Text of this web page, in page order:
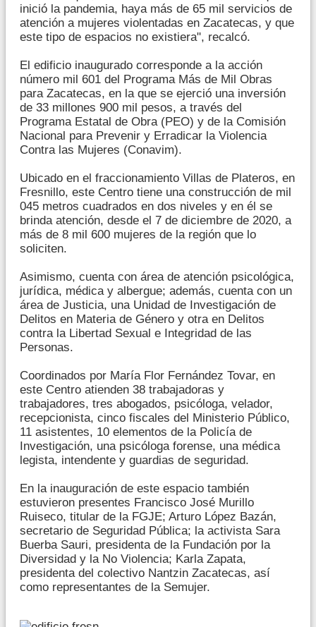
inició la pandemia, haya más de 65 mil servicios de
atención a mujeres violentadas en Zacatecas, y que
este tipo de espacios no existiera", recalcó.
El edificio inaugurado corresponde a la acción
número mil 601 del Programa Más de Mil Obras
para Zacatecas, en la que se ejerció una inversión
de 33 millones 900 mil pesos, a través del
Programa Estatal de Obra (PEO) y de la Comisión
Nacional para Prevenir y Erradicar la Violencia
Contra las Mujeres (Conavim).
Ubicado en el fraccionamiento Villas de Plateros, en
Fresnillo, este Centro tiene una construcción de mil
045 metros cuadrados en dos niveles y en él se
brinda atención, desde el 7 de diciembre de 2020, a
más de 8 mil 600 mujeres de la región que lo
soliciten.
Asimismo, cuenta con área de atención psicológica,
jurídica, médica y albergue; además, cuenta con un
área de Justicia, una Unidad de Investigación de
Delitos en Materia de Género y otra en Delitos
contra la Libertad Sexual e Integridad de las
Personas.
Coordinados por María Flor Fernández Tovar, en
este Centro atienden 38 trabajadoras y
trabajadores, tres abogados, psicóloga, velador,
recepcionista, cinco fiscales del Ministerio Público,
11 asistentes, 10 elementos de la Policía de
Investigación, una psicóloga forense, una médica
legista, intendente y guardias de seguridad.
En la inauguración de este espacio también
estuvieron presentes Francisco José Murillo
Ruiseco, titular de la FGJE; Arturo López Bazán,
secretario de Seguridad Pública; la activista Sara
Buerba Sauri, presidenta de la Fundación por la
Diversidad y la No Violencia; Karla Zapata,
presidenta del colectivo Nantzin Zacatecas, así
como representantes de la Semujer.